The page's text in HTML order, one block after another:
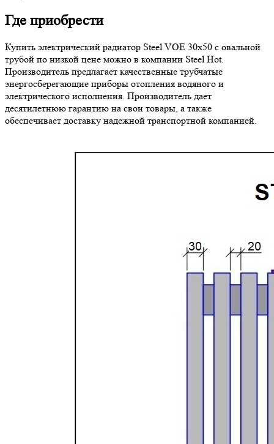
Где приобрести
Купить электрический радиатор Steel VOE 30х50 с овальной
трубой по низкой цене можно в компании Steel Hot.
Производитель предлагает качественные трубчатые
энергосберегающие приборы отопления водяного и
электрического исполнения. Производитель дает
десятилетнюю гарантию на свои товары, а также
обеспечивает доставку надежной транспортной компанией.